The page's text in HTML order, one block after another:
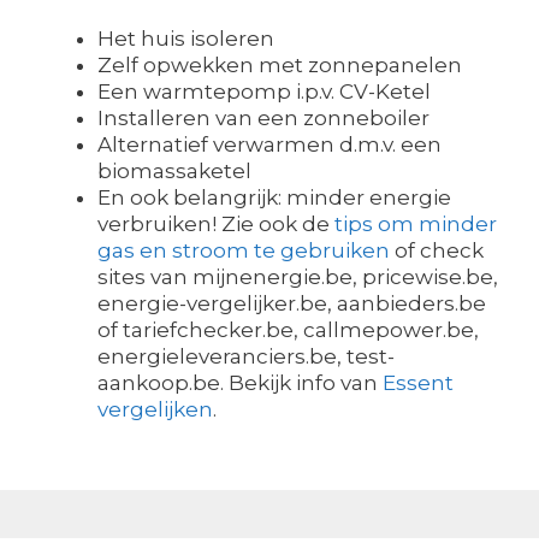
Het huis isoleren
Zelf opwekken met zonnepanelen
Een warmtepomp i.p.v. CV-Ketel
Installeren van een zonneboiler
Alternatief verwarmen d.m.v. een
biomassaketel
En ook belangrijk: minder energie
verbruiken! Zie ook de tips om minder
gas en stroom te gebruiken of check
sites van mijnenergie.be, pricewise.be,
energie-vergelijker.be, aanbieders.be
of tariefchecker.be, callmepower.be,
energieleveranciers.be, test-
aankoop.be. Bekijk info van Essent
vergelijken.